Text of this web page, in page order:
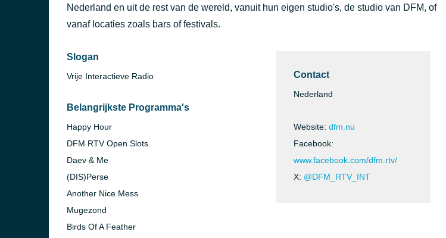
Nederland en uit de rest van de wereld, vanuit hun eigen studio's, de studio van DFM, of
vanaf locaties zoals bars of festivals.
Slogan
Vrije Interactieve Radio
Belangrijkste Programma's
Happy Hour
DFM RTV Open Slots
Daev & Me
(DIS)Perse
Another Nice Mess
Mugezond
Birds Of A Feather
Contact
Nederland
Website: dfm.nu
Facebook:
www.facebook.com/dfm.rtv/
X: @DFM_RTV_INT